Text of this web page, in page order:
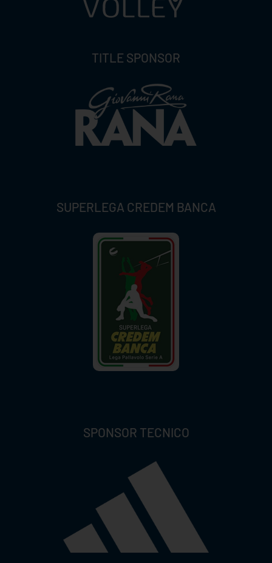
TITLE SPONSOR
SUPERLEGA CREDEM BANCA
SPONSOR TECNICO